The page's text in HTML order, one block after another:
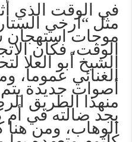
في الوقت الذي
مثل “ارخي
موجات ا ستهجان
الوقت، فكان
الشيخ أبو العلا
الغنائي عموما،
أصوات جديدة يتم
منهذا الطريق
يجد ضالته في أم
الوهاب، ومن هنا